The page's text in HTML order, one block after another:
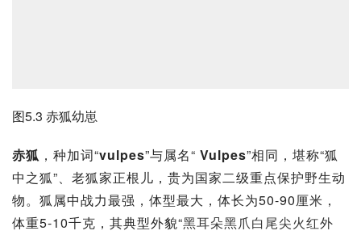
图5.3 赤狐幼崽
赤狐 ，种加词“vulpes”与属名“ Vulpes”相同，堪称“狐
中之狐”、老狐家正根儿，贵为国家二级重点保护野生动
物。狐属中战力最强，体型最大，体长为50-90厘米，
体重5-10千克，其典型外貌“黑耳朵黑爪白尾尖火红外